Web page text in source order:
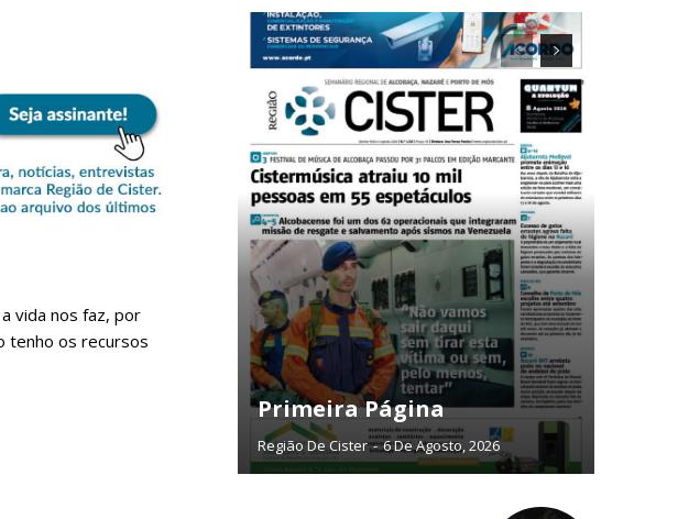
a manter este serviço público!
e versões digitais.
ASSINATURA
DIGITAL ANUAL
12 meses
vida nos faz, por
tenho os recursos
Primeira Página
Região De Cister - 6 De Agosto, 2026